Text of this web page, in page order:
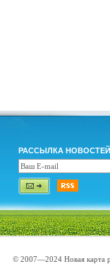
РАССЫЛКА НОВОСТЕЙ
© 2007—2024 Новая карта